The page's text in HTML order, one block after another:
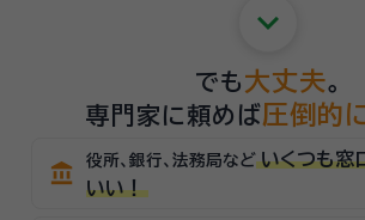
keyboard_arrow_down
でも 大丈夫。
専門家に頼めば圧倒的
account_balance 役所、銀行、法務局など いくつも窓
いい！